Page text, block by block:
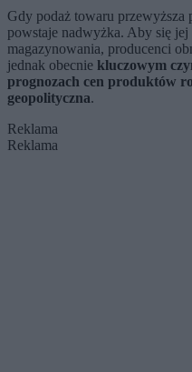
Gdy podaż towaru przewyższa
powstaje nadwyżka. Aby się
magazynowania, producenci
jednak obecnie kluczowym
prognozach cen produktów
geopolityczna.
Reklama
Reklama